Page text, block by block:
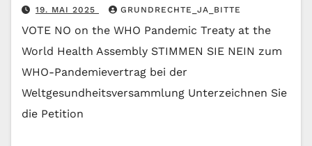
19. MAI 2025 GRUNDRECHTE_JA_BITTE
VOTE NO on the WHO Pandemic Treaty at the
World Health Assembly STIMMEN SIE NEIN zum
WHO-Pandemievertrag bei der
Weltgesundheitsversammlung Unterzeichnen Sie
die Petition